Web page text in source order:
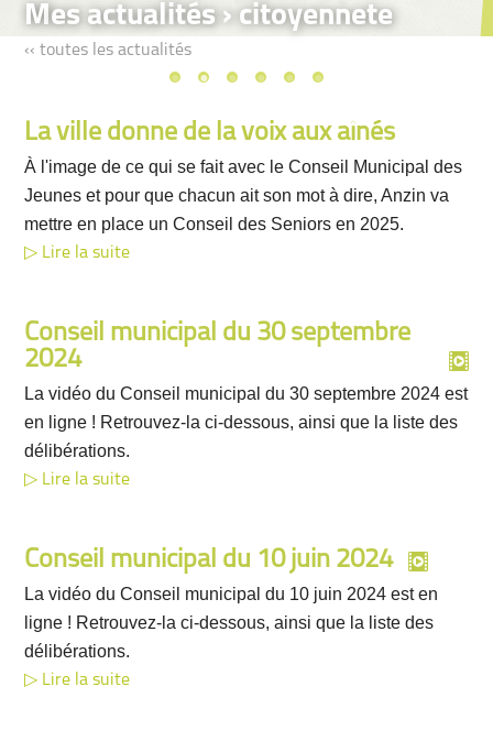
Mes actualités › citoyennete
‹‹ toutes les actualités
La ville donne de la voix aux aînés
À l'image de ce qui se fait avec le Conseil Municipal des
Jeunes et pour que chacun ait son mot à dire, Anzin va
mettre en place un Conseil des Seniors en 2025.
Lire la suite
Conseil municipal du 30 septembre
2024
La vidéo du Conseil municipal du 30 septembre 2024 est
en ligne ! Retrouvez-la ci-dessous, ainsi que la liste des
délibérations.
Lire la suite
Conseil municipal du 10 juin 2024
La vidéo du Conseil municipal du 10 juin 2024 est en
ligne ! Retrouvez-la ci-dessous, ainsi que la liste des
délibérations.
Lire la suite